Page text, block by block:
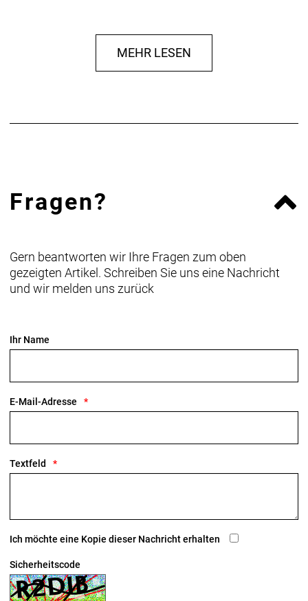
MEHR LESEN
Fragen?
Gern beantworten wir Ihre Fragen zum oben
gezeigten Artikel. Schreiben Sie uns eine Nachricht
und wir melden uns zurück
Ihr Name
E-Mail-Adresse
Textfeld
Ich möchte eine Kopie dieser Nachricht erhalten
Sicherheitscode